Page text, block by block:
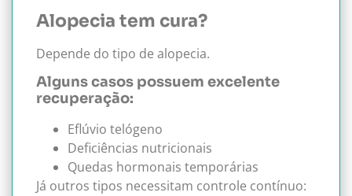
Alopecia tem cura?
Depende do tipo de alopecia.
Alguns casos possuem excelente
recuperação:
Eflúvio telógeno
Deficiências nutricionais
Quedas hormonais temporárias
Já outros tipos necessitam controle contínuo: